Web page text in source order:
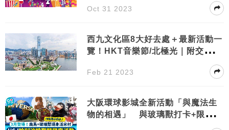
Oct 31 2023
西九文化區8大好去處＋最新活動一
覽！HKT音樂節/北極光｜附交通詳
Feb 21 2023
大阪環球影城全新活動「與魔法生
物的相遇」 與玻璃獸打卡+限定商